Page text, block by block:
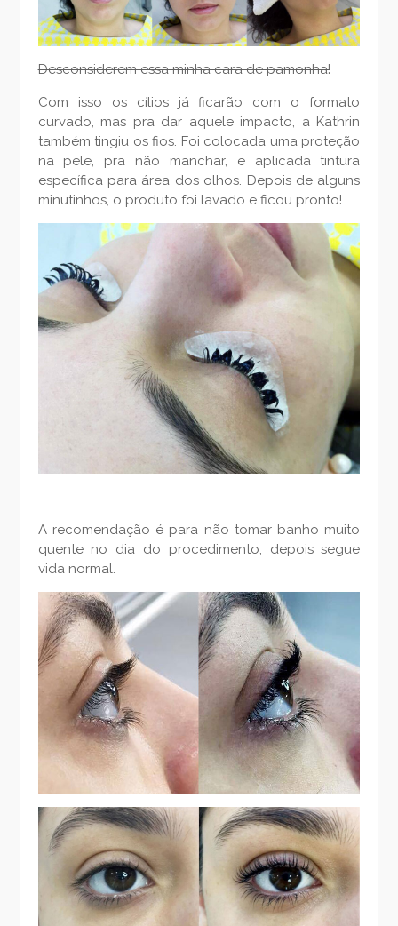
Desconsiderem essa minha cara de pamonha!
Com isso os cílios já ficarão com o formato
curvado, mas pra dar aquele impacto, a Kathrin
também tingiu os fios. Foi colocada uma proteção
na pele, pra não manchar, e aplicada tintura
específica para área dos olhos. Depois de alguns
minutinhos, o produto foi lavado e ficou pronto!
A recomendação é para não tomar banho muito
quente no dia do procedimento, depois segue
vida normal.